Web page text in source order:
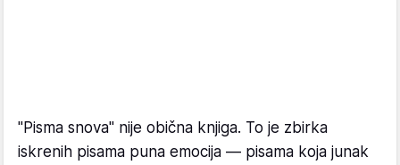
"Pisma snova" nije obična knjiga. To je zbirka
iskrenih pisama puna emocija — pisama koja junak